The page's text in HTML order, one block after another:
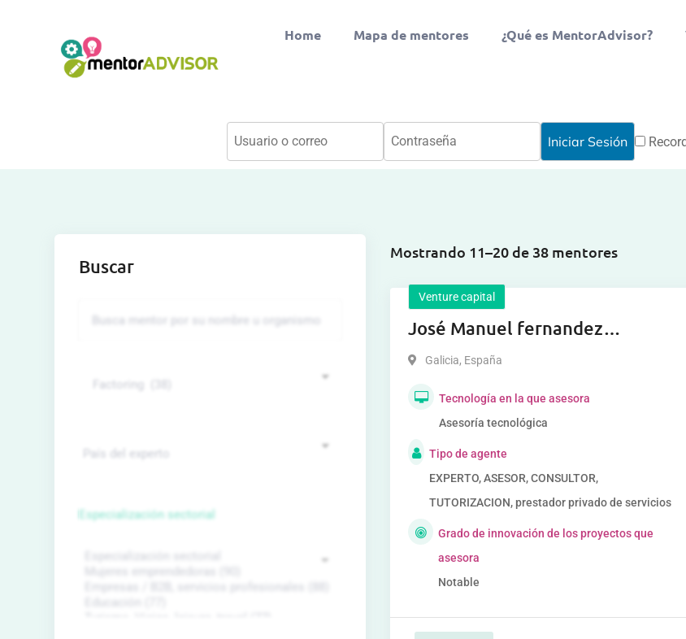
Home Mapa de mentores ¿Qué es MentorAdvisor?
Mostrando 11–20 de 38 mentores
Venture capital
José Manuel fernandez
fernandez
Galicia, España
Tecnología en la que asesora
Asesoría tecnológica
Tipo de agente
EXPERTO, ASESOR, CONSULTOR,
TUTORIZACION, prestador privado de servicios
Grado de innovación de los proyectos que
asesora
Notable
Buscar
Especialización sectorial